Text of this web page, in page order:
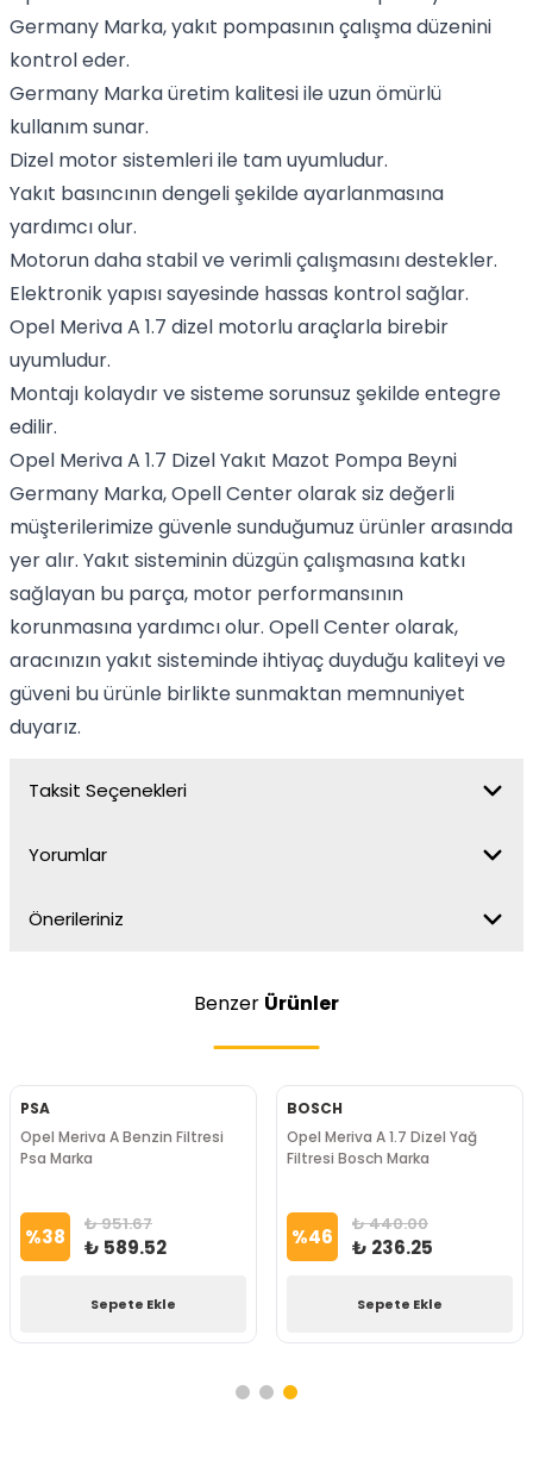
Germany Marka, yakıt pompasının çalışma düzenini
kontrol eder.
Germany Marka üretim kalitesi ile uzun ömürlü
kullanım sunar.
Dizel motor sistemleri ile tam uyumludur.
Yakıt basıncının dengeli şekilde ayarlanmasına
yardımcı olur.
Motorun daha stabil ve verimli çalışmasını destekler.
Elektronik yapısı sayesinde hassas kontrol sağlar.
Opel Meriva A 1.7 dizel motorlu araçlarla birebir
uyumludur.
Montajı kolaydır ve sisteme sorunsuz şekilde entegre
edilir.
Opel Meriva A 1.7 Dizel Yakıt Mazot Pompa Beyni
Germany Marka, Opell Center olarak siz değerli
müşterilerimize güvenle sunduğumuz ürünler arasında
yer alır. Yakıt sisteminin düzgün çalışmasına katkı
sağlayan bu parça, motor performansının
korunmasına yardımcı olur. Opell Center olarak,
aracınızın yakıt sisteminde ihtiyaç duyduğu kaliteyi ve
güveni bu ürünle birlikte sunmaktan memnuniyet
duyarız.
Taksit Seçenekleri
Yorumlar
Önerileriniz
Benzer Ürünler
PSA
Opel Meriva A Benzin Filtresi
Psa Marka
%38 ₺ 951.67
₺ 589.52
Sepete Ekle
BOSCH
Opel Meriva A 1.7 Dizel Yağ
Filtresi Bosch Marka
%46 ₺ 440.00
₺ 236.25
Sepete Ekle